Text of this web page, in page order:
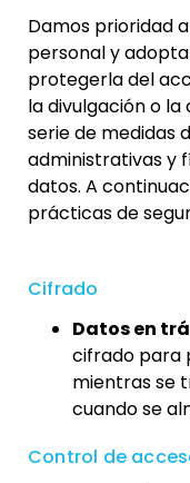
Damos prioridad
personal y
protegerla del
la divulgación o
serie de medidas
administrativas y
datos. A
prácticas de
Cifrado
Datos en
cifrado para
mientras se
cuando se
Control de